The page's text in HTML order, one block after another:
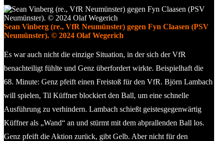
Sean Vinberg (re., VfR Neumünster) gegen Fyn Claasen (PSV
Neumünster). © 2024 Olaf Wegerich
Es war auch nicht die einzige Situation, in der sich der VfR
benachteiligt fühlte und Genz überfordert wirkte. Beispielhaft die
68. Minute: Genz pfeift einen Freistoß für den VfR. Björn Lambach
will spielen, Til Küffner blockiert den Ball, um eine schnelle
Ausführung zu verhindern. Lambach schießt geistesgegenwärtig
Küffner als „Wand“ an und stürmt mit dem abprallenden Ball los.
Genz pfeift die Aktion zurück, gibt Gelb. Aber nicht für den